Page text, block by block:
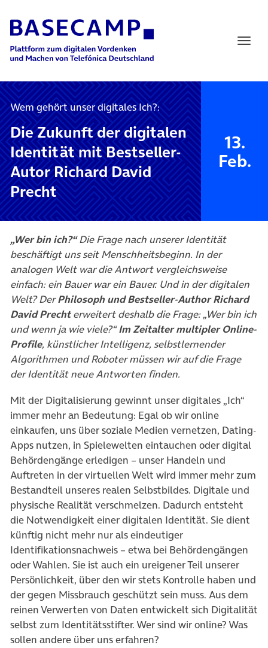
Main Navigation
Wem gehört unser digitales Ich?:
Die Zukunft der digitalen
Identität mit Bestseller-
Autor Richard David
Precht
13.
Feb.
„Wer bin ich?“Die Frage nach unserer Identität
beschäftigt uns seit Menschheitsbeginn. In der
analogen Welt war die Antwort vergleichsweise
einfach: ein Bauer war ein Bauer. Und in der digitalen
Welt? DerPhilosoph und Bestseller-Author Richard
David Prechterweitert deshalb die Frage: „Wer bin ich
und wenn ja wie viele?“Im Zeitalter multipler Online-
Profile, künstlicher Intelligenz, selbstlernender
Algorithmen und Roboter müssen wir auf die Frage
der Identität neue Antworten finden.
Mit der Digitalisierung gewinnt unser digitales „Ich“
immer mehr an Bedeutung: Egal ob wir online
einkaufen, uns über soziale Medien vernetzen, Dating-
Apps nutzen, in Spielewelten eintauchen oder digital
Behördengänge erledigen – unser Handeln und
Auftreten in der virtuellen Welt wird immer mehr zum
Bestandteil unseres realen Selbstbildes. Digitale und
physische Realität verschmelzen. Dadurch entsteht
die Notwendigkeit einer digitalen Identität. Sie dient
künftig nicht mehr nur als eindeutiger
Identifikationsnachweis – etwa bei Behördengängen
oder Wahlen. Sie ist auch ein ureigener Teil unserer
Persönlichkeit, über den wir stets Kontrolle haben und
der gegen Missbrauch geschützt sein muss. Aus dem
reinen Verwerten von Daten entwickelt sich Digitalität
selbst zum Identitätsstifter. Wer sind wir online? Was
sollen andere über uns erfahren?